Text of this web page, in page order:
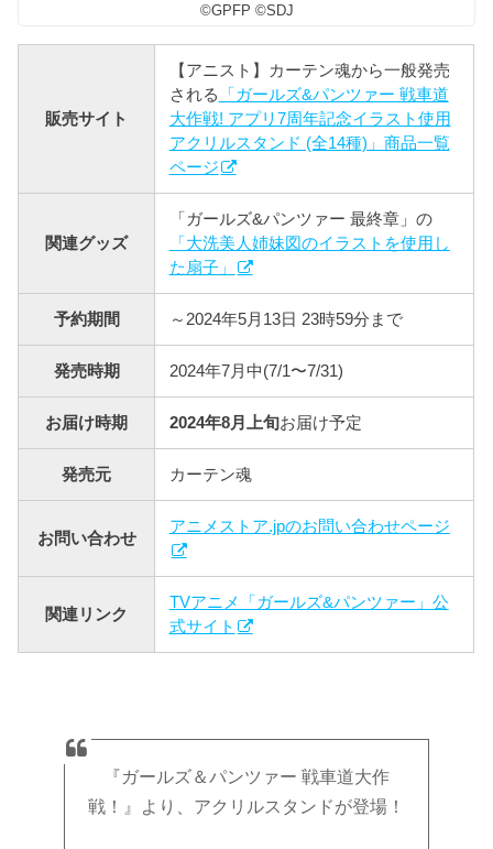
©︎GPFP ©︎SDJ
販売サイト
【アニスト】カーテン魂から一般発売
される 「ガールズ&パンツァー 戦車道
大作戦! アプリ7周年記念イラスト使用
アクリルスタンド (全14種)」商品一覧
ページ
関連グッズ
「ガールズ&パンツァー 最終章」の
「大洗美人姉妹図のイラストを使用し
た扇子」
予約期間 ～2024年5月13日 23時59分まで
発売時期 2024年7月中(7/1〜7/31)
お届け時期 2024年8月上旬お届け予定
発売元 カーテン魂
お問い合わせ
アニメストア.jpのお問い合わせページ
関連リンク
TVアニメ「ガールズ&パンツァー」公
式サイト
『ガールズ＆パンツァー 戦車道大作
戦！』より、アクリルスタンドが登場！